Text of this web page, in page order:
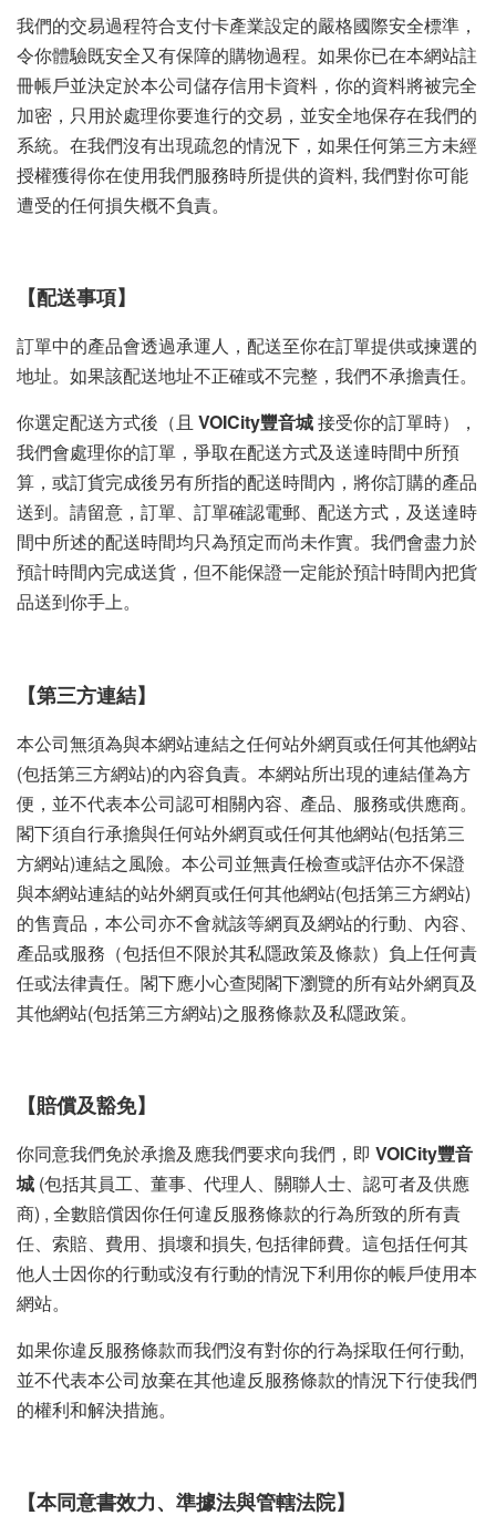
我們的交易過程符合支付卡產業設定的嚴格國際安全標準，
令你體驗既安全又有保障的購物過程。如果你已在本網站註
冊帳戶並決定於本公司儲存信用卡資料，你的資料將被完全
加密，只用於處理你要進行的交易，並安全地保存在我們的
系統。在我們沒有出現疏忽的情況下，如果任何第三方未經
授權獲得你在使用我們服務時所提供的資料, 我們對你可能
遭受的任何損失概不負責。
【配送事項】
訂單中的產品會透過承運人，配送至你在訂單提供或揀選的
地址。如果該配送地址不正確或不完整，我們不承擔責任。
你選定配送方式後（且 VOICity豐音城接受你的訂單時），
我們會處理你的訂單，爭取在配送方式及送達時間中所預
算，或訂貨完成後另有所指的配送時間內，將你訂購的產品
送到。請留意，訂單、訂單確認電郵、配送方式，及送達時
間中所述的配送時間均只為預定而尚未作實。我們會盡力於
預計時間內完成送貨，但不能保證一定能於預計時間內把貨
品送到你手上。
【第三方連結】
本公司無須為與本網站連結之任何站外網頁或任何其他網站
(包括第三方網站)的內容負責。本網站所出現的連結僅為方
便，並不代表本公司認可相關內容、產品、服務或供應商。
閣下須自行承擔與任何站外網頁或任何其他網站(包括第三
方網站)連結之風險。本公司並無責任檢查或評估亦不保證
與本網站連結的站外網頁或任何其他網站(包括第三方網站)
的售賣品，本公司亦不會就該等網頁及網站的行動、內容、
產品或服務（包括但不限於其私隱政策及條款）負上任何責
任或法律責任。閣下應小心查閱閣下瀏覽的所有站外網頁及
其他網站(包括第三方網站)之服務條款及私隱政策。
【賠償及豁免】
你同意我們免於承擔及應我們要求向我們，即 VOICity豐音
城 (包括其員工、董事、代理人、關聯人士、認可者及供應
商) , 全數賠償因你任何違反服務條款的行為所致的所有責
任、索賠、費用、損壞和損失, 包括律師費。這包括任何其
他人士因你的行動或沒有行動的情況下利用你的帳戶使用本
網站。
如果你違反服務條款而我們沒有對你的行為採取任何行動,
並不代表本公司放棄在其他違反服務條款的情況下行使我們
的權利和解決措施。
【本同意書效力、準據法與管轄法院】